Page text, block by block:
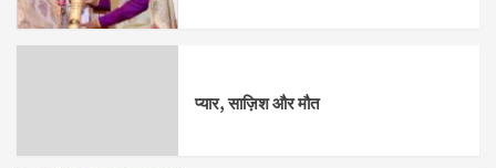
प्यार, साज़िश और मौत